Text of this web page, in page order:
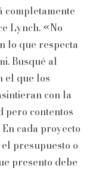
completamente
Lynch. «No
lo que respecta
Busqué al
el que los
con la
pero contentos
cada proyecto
presupuesto o
presento debe